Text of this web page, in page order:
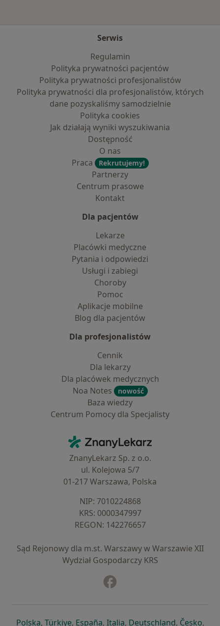
Serwis
Regulamin
Polityka prywatności pacjentów
Polityka prywatności profesjonalistów
Polityka prywatności dla profesjonalistów, których
dane pozyskaliśmy samodzielnie
Polityka cookies
Jak działają wyniki wyszukiwania
Dostępność
O nas
Praca
Rekrutujemy!
Partnerzy
Centrum prasowe
Kontakt
Dla pacjentów
Lekarze
Placówki medyczne
Pytania i odpowiedzi
Usługi i zabiegi
Choroby
Pomoc
Aplikacje mobilne
Blog dla pacjentów
Dla profesjonalistów
Cennik
Dla lekarzy
Dla placówek medycznych
Noa Notes
nowość
Baza wiedzy
Centrum Pomocy dla Specjalisty
ZnanyLekarz - Strona główna
ZnanyLekarz Sp. z o.o.
ul. Kolejowa 5/7
01-217 Warszawa, Polska
NIP: ⁠7010224868
KRS: ⁠0000347997
REGON: ⁠142276657
Sąd Rejonowy dla m.st. Warszawy w Warszawie XII
Wydział Gospodarczy KRS
Polskaotwiera się w nowej karcie
, Türkiyeotwiera się w nowej karcie
, Españaotwiera się w nowej karcie
, Italiaotwiera się w nowej
, Deutschlandotwiera się
, Česko,